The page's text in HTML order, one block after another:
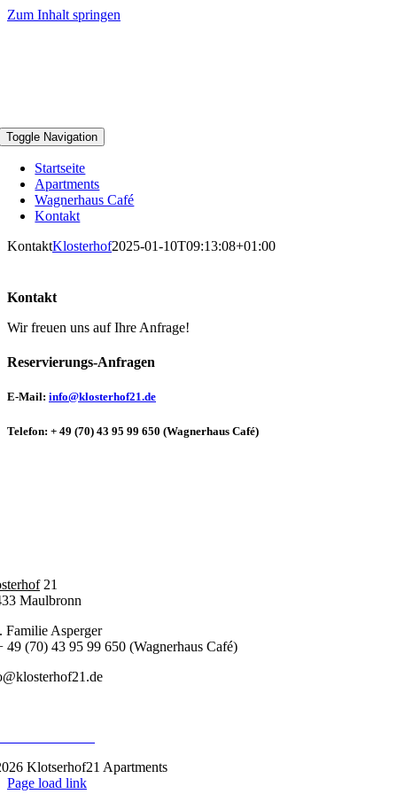
Zum Inhalt springen
Toggle Navigation
Startseite
Apartments
Wagnerhaus Café
Kontakt
KontaktKlosterhof2025-01-10T09:13:08+01:00
Kontakt
Wir freuen uns auf Ihre Anfrage!
Reservierungs-Anfragen
E-Mail: info@klosterhof21.de
Telefon: + 49 (70) 43 95 99 650 (Wagnerhaus Café)
21
Maulbronn
Familie Asperger
49 (70) 43 95 99 650 (Wagnerhaus Café)
Klotserhof21 Apartments
Page load link